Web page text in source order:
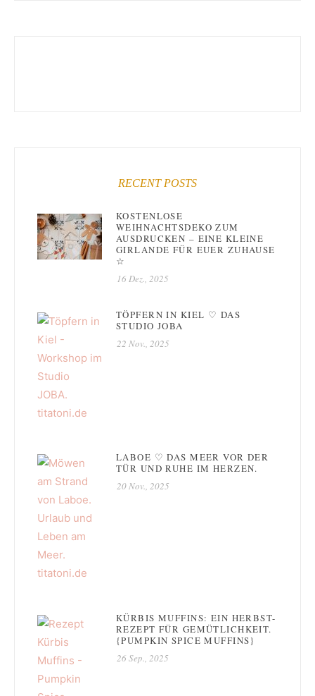
RECENT POSTS
KOSTENLOSE
WEIHNACHTSDEKO ZUM
AUSDRUCKEN – EINE KLEINE
GIRLANDE FÜR EUER ZUHAUSE
☆
16 Dez., 2025
TÖPFERN IN KIEL ♡ DAS
STUDIO JOBA
22 Nov., 2025
LABOE ♡ DAS MEER VOR DER
TÜR UND RUHE IM HERZEN.
20 Nov., 2025
KÜRBIS MUFFINS: EIN HERBST-
REZEPT FÜR GEMÜTLICHKEIT.
{PUMPKIN SPICE MUFFINS}
26 Sep., 2025